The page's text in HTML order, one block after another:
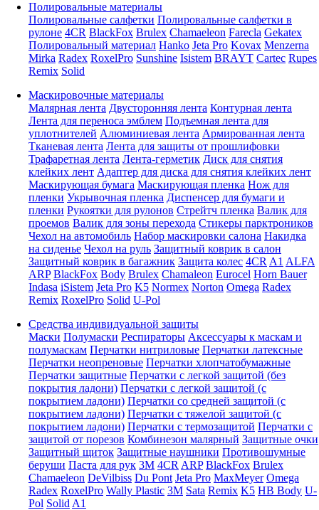
Полировальные материалы
Полировальные салфетки Полировальные салфетки в
рулоне 4CR BlackFox Brulex Chamaeleon Farecla Gekatex
Полировальный материал Hanko Jeta Pro Kovax Menzerna
Mirka Radex RoxelPro Sunshine Isistem BRAYT Cartec Rupes
Remix Solid
Маскировочные материалы
Малярная лента Двусторонняя лента Контурная лента
Лента для переноса эмблем Подъемная лента для
уплотнителей Алюминиевая лента Армированная лента
Тканевая лента Лента для защиты от прошлифовки
Трафаретная лента Лента-герметик Диск для снятия
клейких лент Адаптер для диска для снятия клейких лент
Маскирующая бумага Маскирующая пленка Нож для
пленки Укрывочная пленка Диспенсер для бумаги и
пленки Рукоятки для рулонов Стрейтч пленка Валик для
проемов Валик для зоны перехода Стикеры парктроников
Чехол на автомобиль Набор маскировки салона Накидка
на сиденье Чехол на руль Защитный коврик в салон
Защитный коврик в багажник Защита колес 4CR A1 ALFA
ARP BlackFox Body Brulex Chamaleon Eurocel Horn Bauer
Indasa iSistem Jeta Pro K5 Normex Norton Omega Radex
Remix RoxelPro Solid U-Pol
Средства индивидуальной защиты
Маски Полумаски Респираторы Аксессуары к маскам и
полумаскам Перчатки нитриловые Перчатки латексные
Перчатки неопреновые Перчатки хлопчатобумажные
Перчатки защитные Перчатки с легкой защитой (без
покрытия ладони) Перчатки с легкой защитой (с
покрытием ладони) Перчатки со средней защитой (с
покрытием ладони) Перчатки с тяжелой защитой (с
покрытием ладони) Перчатки с термозащитой Перчатки с
защитой от порезов Комбинезон малярный Защитные очки
Защитный щиток Защитные наушники Противошумные
беруши Паста для рук 3M 4CR ARP BlackFox Brulex
Chamaeleon DeVilbiss Du Pont Jeta Pro MaxMeyer Omega
Radex RoxelPro Wally Plastic 3M Sata Remix K5 HB Body U-
Pol Solid A1